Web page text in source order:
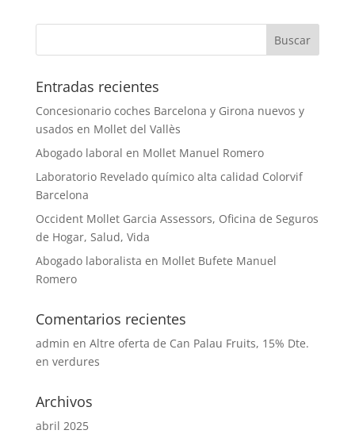
Entradas recientes
Concesionario coches Barcelona y Girona nuevos y
usados en Mollet del Vallès
Abogado laboral en Mollet Manuel Romero
Laboratorio Revelado químico alta calidad Colorvif
Barcelona
Occident Mollet Garcia Assessors, Oficina de Seguros
de Hogar, Salud, Vida
Abogado laboralista en Mollet Bufete Manuel
Romero
Comentarios recientes
admin en Altre oferta de Can Palau Fruits, 15% Dte.
en verdures
Archivos
abril 2025